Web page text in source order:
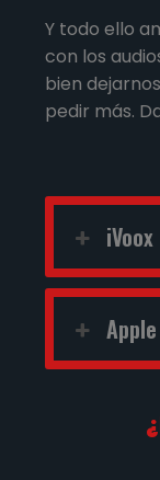
Y todo ello
con los
bien
pedir más.
iVoox